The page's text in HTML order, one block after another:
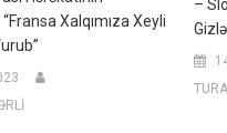
Xalqımıza Xeyli
–